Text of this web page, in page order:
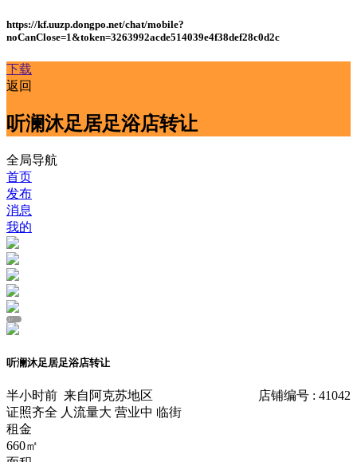
https://kf.uuzp.dongpo.net/chat/mobile?
noCanClose=1&token=3263992acde514039e4f38def28c0d2c
下载
返回
听澜沐足居足浴店转让
全局导航
首页
发布
消息
我的
1 /
听澜沐足居足浴店转让
半小时前 来自阿克苏地区
店铺编号 : 41042
证照齐全 人流量大 营业中 临街
租金
660㎡